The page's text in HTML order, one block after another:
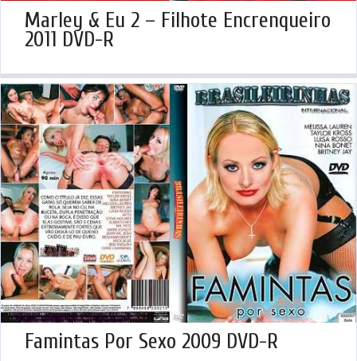
Marley & Eu 2 – Filhote Encrenqueiro
2011 DVD-R
Famintas Por Sexo 2009 DVD-R